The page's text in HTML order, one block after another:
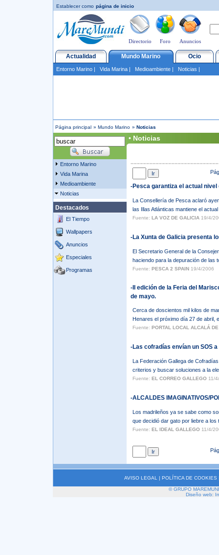
Establecer como página de inicio
Directorio Foro Anuncios
Actualidad Mundo Marino Ocio
Entorno Marino| Vida Marina| Medioambiente| Noticias |
Página principal » Mundo Marino » Noticias
Entorno Marino
Vida Marina
Medioambiente
Noticias
Destacados
El Tiempo
Wallpapers
Anuncios
Especiales
Programas
• Noticias
-Pesca garantiza el actual
La Consellería de Pesca aclaró
las Illas Atlánticas mantiene el
Fuente: LA VOZ DE GALICIA19/4/
-La Xunta de Galicia presenta
El Secretario General de la
haciendo para la depuración de las
Fuente: PESCA 2 SPAIN19/4/2006
-II edición de la Feria del
de mayo.
Cerca de doscientos mil kilos de
Henares el próximo día 27 de abril,
Fuente: PORTAL LOCAL ALCALÁ
-Las cofradías envían un SOS
La Federación Gallega de
criterios y buscar soluciones a la
Fuente: EL CORREO GALLEGO11/
-ALCALDES IMAGINATIVOS/
Los madrileños ya se sabe como
que decidió dar gato por liebre a
Fuente: EL IDEAL GALLEGO11/4/
AVISO LEGAL | POLÍTICA DE COOKIES
© GRUPO
Diseño web: